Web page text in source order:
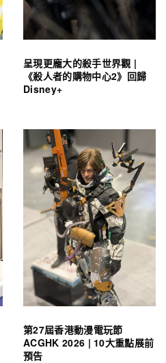
呈現更龐大的殺手世界觀 |
《殺人者的購物中心2》回歸
Disney+
第27屆香港動漫電玩節
ACGHK 2026 | 10大重點展前
預告